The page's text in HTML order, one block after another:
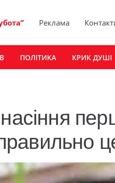
Реклама
ПОЛІТИКА КРИК ДУШІ